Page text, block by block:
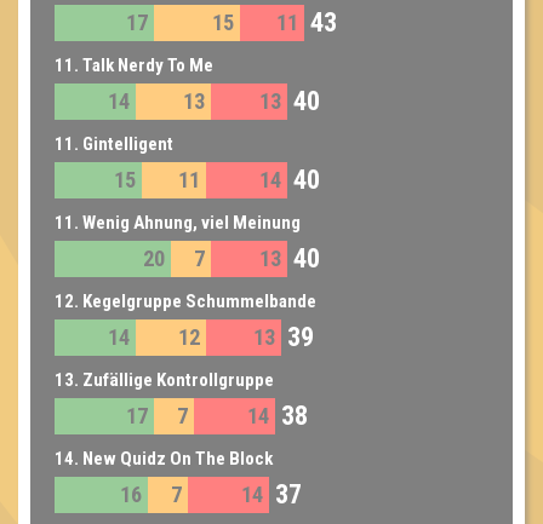
17 15 11 43
11. Talk Nerdy To Me
14 13 13 40
11. Gintelligent
15 11 14 40
11. Wenig Ahnung, viel Meinung
20 7 13 40
12. Kegelgruppe Schummelbande
14 12 13 39
13. Zufällige Kontrollgruppe
17 7 14 38
14. New Quidz On The Block
16 7 14 37